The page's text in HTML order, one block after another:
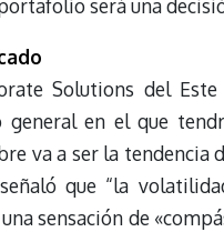
será una
Solutions del
en el que
va a ser la tendencia
que “la
sensación de